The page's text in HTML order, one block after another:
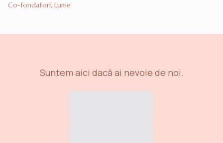
Co-fondatori, Lume
Suntem aici dacă ai nevoie de noi.